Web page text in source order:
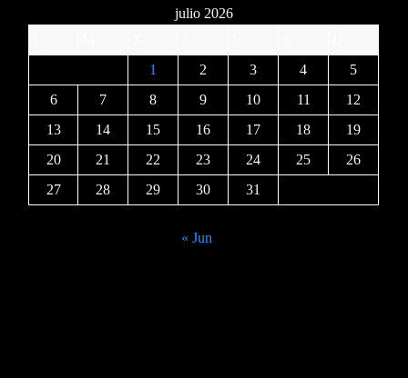
julio 2026
1
2 3 4
5
6
7 8 9 10 11
12
13
14 15 16 17 18
19
20
21 22 23 24 25
26
27
28 29 30 31
« Jun